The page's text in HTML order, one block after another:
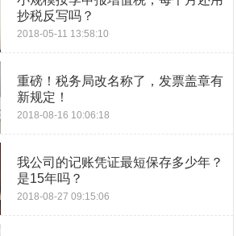
抄税反写吗？
2018-05-11 13:58:10
重磅！税务局改名称了，发票盖章有
新规定！
2018-08-16 10:06:18
我公司的记账凭证最短保存多少年？
是15年吗？
2018-08-27 09:15:06